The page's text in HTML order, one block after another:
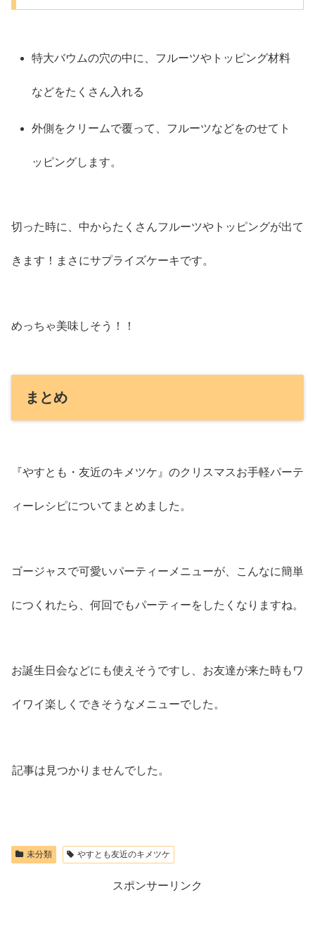
特大バウムの穴の中に、フルーツやトッピング材料
などをたくさん入れる
外側をクリームで覆って、フルーツなどをのせてト
ッピングします。
切った時に、中からたくさんフルーツやトッピングが出て
きます！まさにサプライズケーキです。
めっちゃ美味しそう！！
まとめ
『やすとも・友近のキメツケ』のクリスマスお手軽パーテ
ィーレシピについてまとめました。
ゴージャスで可愛いパーティーメニューが、こんなに簡単
につくれたら、何回でもパーティーをしたくなりますね。
お誕生日会などにも使えそうですし、お友達が来た時もワ
イワイ楽しくできそうなメニューでした。
記事は見つかりませんでした。
未分類 やすとも友近のキメツケ
スポンサーリンク